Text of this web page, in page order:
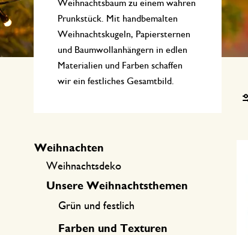
Tee-Zubehör
Kaffee-Zubehör
Körbe
Schreiben & Hobby
Weihnachtsbaum zu einem wahren
Prunkstück. Mit handbemalten
Weihnachtskugeln, Papiersternen
und Baumwollanhängern in edlen
Materialien und Farben schaffen
wir ein festliches Gesamtbild.
Weihnachten
Weihnachtsdeko
Unsere Weihnachtsthemen
Grün und festlich
Farben und Texturen